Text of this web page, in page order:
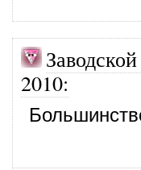
2010: